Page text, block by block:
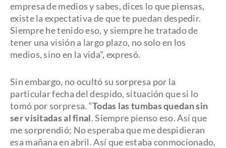
empresa de medios y sabes, dices lo que piensas,
existe la expectativa de que te puedan despedir.
Siempre he tenido eso, y siempre he tratado de
tener una visión a largo plazo, no solo en los
medios, sino en la vida”, expresó.
Sin embargo, no ocultó su sorpresa por la
particular fecha del despido, situación que si lo
tomó por sorpresa. “Todas las tumbas quedan sin
ser visitadas al final. Siempre pienso eso. Así que
me sorprendió; No esperaba que me despidieran
esa mañana en abril. Así que estaba conmocionado,